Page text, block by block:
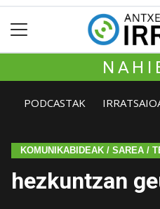
PODCASTAK
KOMUNIKABIDEAK / SAREA /
hezkuntzan